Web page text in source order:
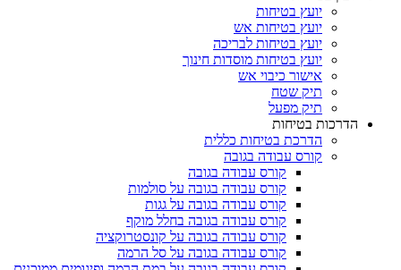
יועץ בטיחות
יועץ בטיחות אש
יועץ בטיחות לבריכה
יועץ בטיחות מוסדות חינוך
אישור כיבוי אש
תיק שטח
תיק מפעל
הדרכות בטיחות
הדרכת בטיחות כללית
קורס עבודה בגובה
קורס עבודה בגובה
קורס עבודה בגובה על סולמות
קורס עבודה בגובה על גגות
קורס עבודה בגובה בחלל מוקף
קורס עבודה בגובה על קונסטרוקציה
קורס עבודה בגובה על סל הרמה